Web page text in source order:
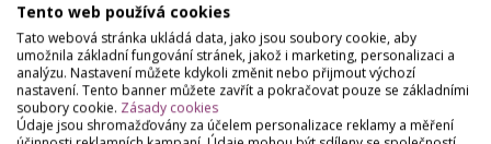
Hodnocení salónu
Pro přidání hodnocení se přihlašte.
Tento web používá cookies
Tato webová stránka ukládá data, jako jsou soubory cookie, aby
umožnila základní fungování stránek, jakož i marketing, personalizaci a
analýzu. Nastavení můžete kdykoli změnit nebo přijmout výchozí
nastavení. Tento banner můžete zavřít a pokračovat pouze se základními
soubory cookie. Zásady cookies
Údaje jsou shromažďovány za účelem personalizace reklamy a měření